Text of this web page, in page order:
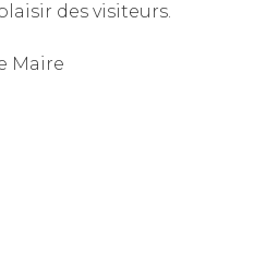
des visiteurs.
Maire